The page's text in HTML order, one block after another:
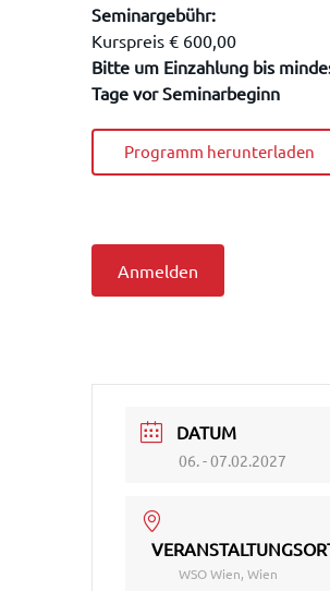
Seminargebühr:
Kurspreis € 600,00
Bitte um Einzahlung bis
Tage vor Seminarbeginn
Programm herunterladen
Anmelden
DATUM
06. - 07.02.2027
WSO Wien, Wien